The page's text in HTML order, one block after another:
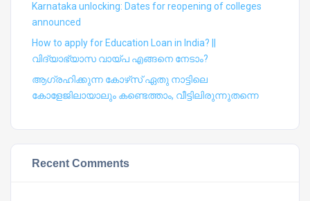
Karnataka unlocking: Dates for reopening of colleges
announced
How to apply for Education Loan in India? ||
വിദ്യാഭ്യാസ വായ്പ എങ്ങനെ നേടാം?
ആഗ്രഹിക്കുന്ന കോഴ്‍സ് ഏതു നാട്ടിലെ
കോളേജിലായാലും കണ്ടെത്താം, വീട്ടിലിരുന്നുതന്നെ
Recent Comments